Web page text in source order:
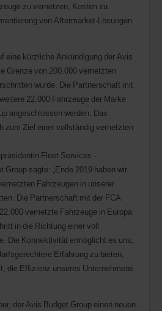
zu vernetzen, Kosten zu
von Aftermarket-Lösungen
eine kürzliche Ankündigung der Avis
Grenze von 200.000 vernetzten
wurde. Die Partnerschaft mit
22.000 Fahrzeuge der Marke
angeschlossen werden. Das
zum Ziel einer vollständig vernetzten
Fleet Services -
sagte: „Ende 2019 haben wir
Fahrzeugen in unserer
Die Partnerschaft mit der FCA
vernetzte Fahrzeuge in Europa
in die Richtung einer voll
Die Konnektivität ermöglicht es uns,
Erfahrung zu bieten,
die Effizienz unseres Unternehmens
der Avis Budget Group einen neuen